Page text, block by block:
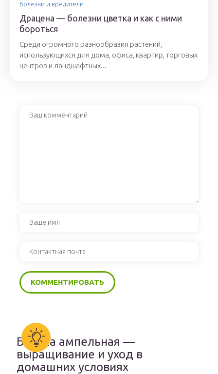
Болезни и вредители
Драцена — болезни цветка и как с ними
бороться
Среди огромного разнообразия растений,
использующихся для дома, офиса, квартир, торговых
центров и ландшафтных...
Бакопа ампельная —
выращивание и уход в
домашних условиях